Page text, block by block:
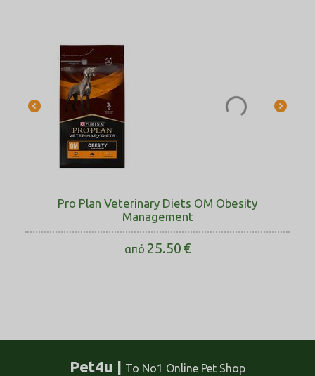
Pro Plan Veterinary Diets OM Obesity
Management
από 25.50€
Pet4u | Το No1 Online Pet Shop